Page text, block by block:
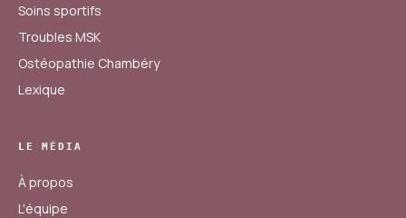
Soins sportifs
Troubles MSK
Ostéopathie Chambéry
Lexique
LE MÉDIA
À propos
L'équipe